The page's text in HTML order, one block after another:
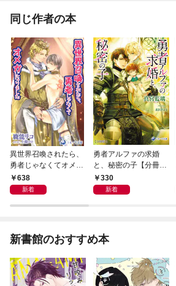
同じ作者の本
異世界召喚されたら、
勇者じゃなくてオメガ
になりました
638
新着
勇者アルファの求婚
と、秘密の子【分冊
版】1
330
新着
新書館のおすすめ本